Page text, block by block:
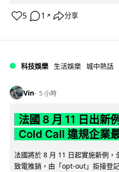
5 1 ↗ 分享
科技娛樂 生活娛樂 城中熱話
Vin 5 小時
法國 8 月 11 日出新
Cold Call 違規企業
法國將於 8 月 11 日起實施新例，
致電推銷，由「opt-out」拒接登